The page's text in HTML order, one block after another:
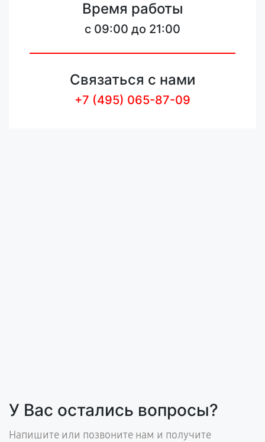
Время работы
c 09:00 до 21:00
Связаться с нами
+7 (495) 065-87-09
У Вас остались вопросы?
Напишите или позвоните нам и получите